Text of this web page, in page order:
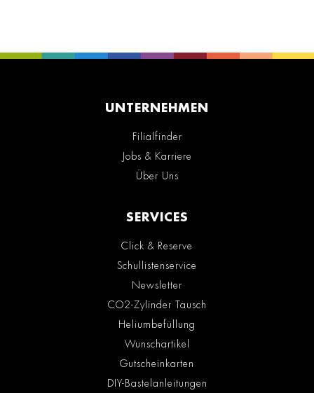
UNTERNEHMEN
Filialfinder
Jobs & Karriere
Über Uns
SERVICES
Click & Reserve
Schullistenservice
Newsletter
CO2-Zylinder Tausch
Heliumbefüllung
Wunschartikel
Gutscheinkarten
DIY-Bastelanleitungen